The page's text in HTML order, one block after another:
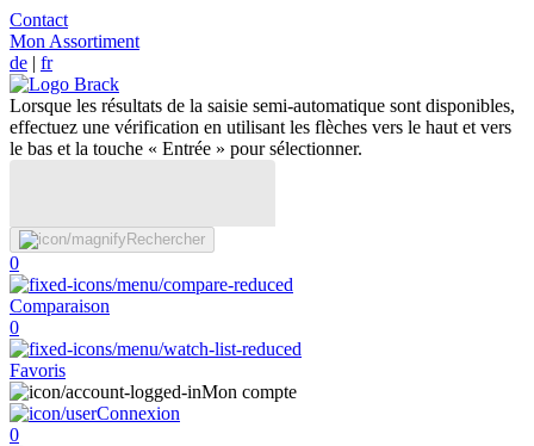
Contact
Mon Assortiment
de | fr
Lorsque les résultats de la saisie semi-automatique sont disponibles,
effectuez une vérification en utilisant les flèches vers le haut et vers
le bas et la touche « Entrée » pour sélectionner.
Rechercher
0
Comparaison
0
Favoris
Mon compte
Connexion
0